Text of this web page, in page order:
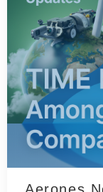
Aerones